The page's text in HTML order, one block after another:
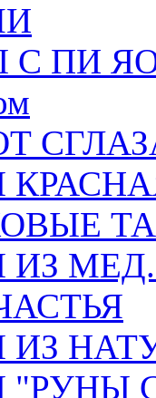
С ПИ
"РУНЫ